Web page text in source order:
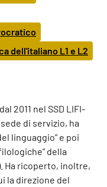
dell'italiano L1 e L2
2011 nel SSD LIFI-
di servizio, ha
linguaggio” e poi
della
Ha ricoperto, inoltre,
la direzione del